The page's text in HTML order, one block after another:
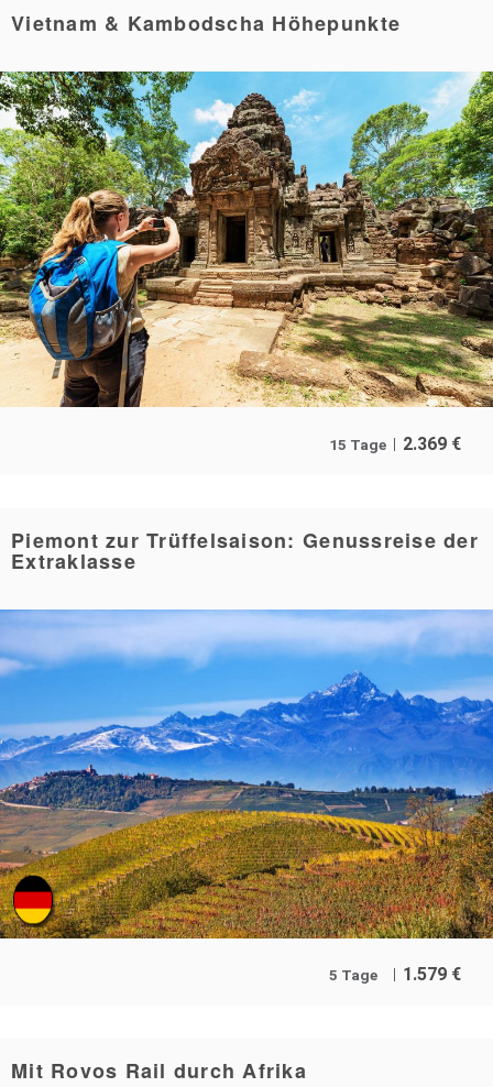
Vietnam & Kambodscha Höhepunkte
15 Tage 2.369 €
Piemont zur Trüffelsaison: Genussreise der
Extraklasse
5 Tage 1.579 €
Mit Rovos Rail durch Afrika